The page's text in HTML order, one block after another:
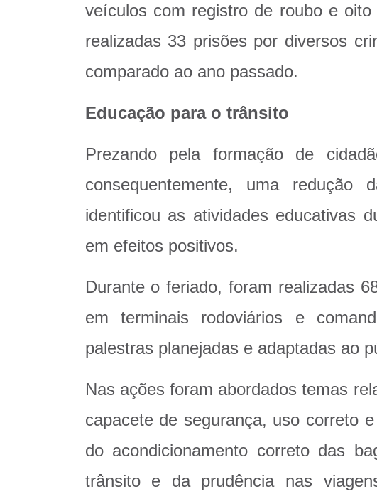
veículos com registro de roubo e
realizadas 33 prisões por diversos
comparado ao ano passado.
Educação para o trânsito
Prezando pela formação de
consequentemente, uma
identificou as atividades educativas
em efeitos positivos.
Durante o feriado, foram realizadas
em terminais rodoviários e
palestras planejadas e adaptadas ao
Nas ações foram abordados temas
capacete de segurança, uso correto
do acondicionamento correto das
trânsito e da prudência nas